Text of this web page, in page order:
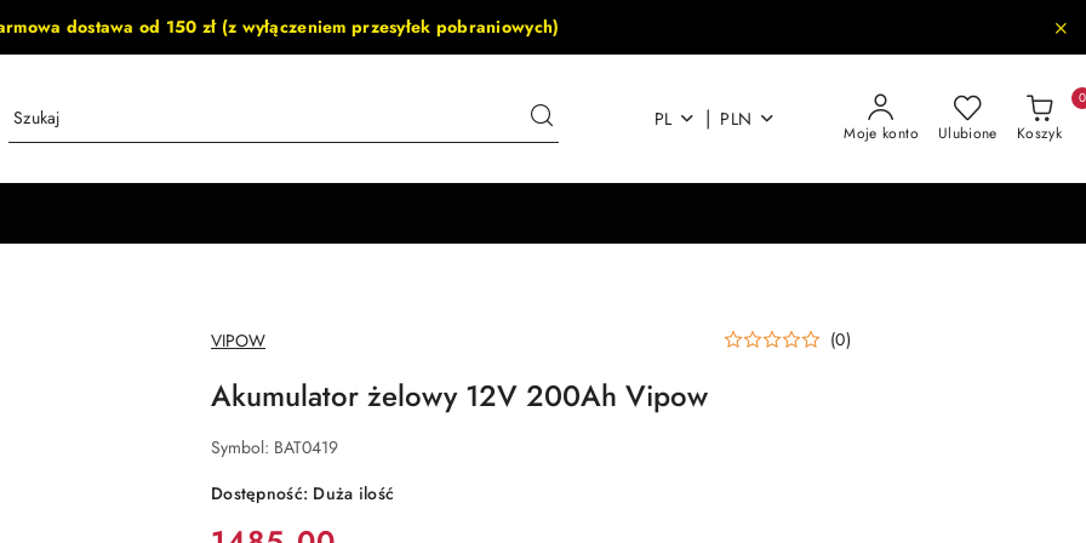
dostawa od 150 zł (z wyłączeniem przesyłek pobraniowych)
PL | PLN
Moje konto Ulubione Koszyk
0
NAZWA
PRODUCENTA:
VIPOW (0)
Akumulator żelowy 12V 200Ah Vipow
Symbol: BAT0419
Dostępność: Duża ilość